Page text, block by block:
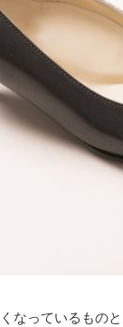
なっているもの